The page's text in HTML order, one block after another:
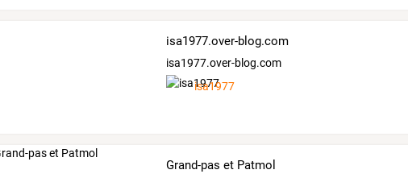
isa1977.over-blog.com
isa1977.over-blog.com
isa1977
Grand-pas et Patmol